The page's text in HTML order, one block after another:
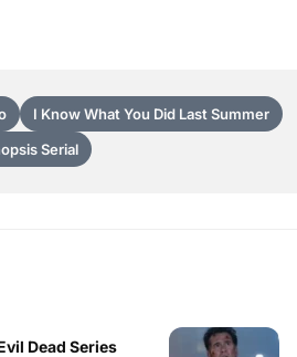
I Know What You Did Last Summer
Serial
Dead Series